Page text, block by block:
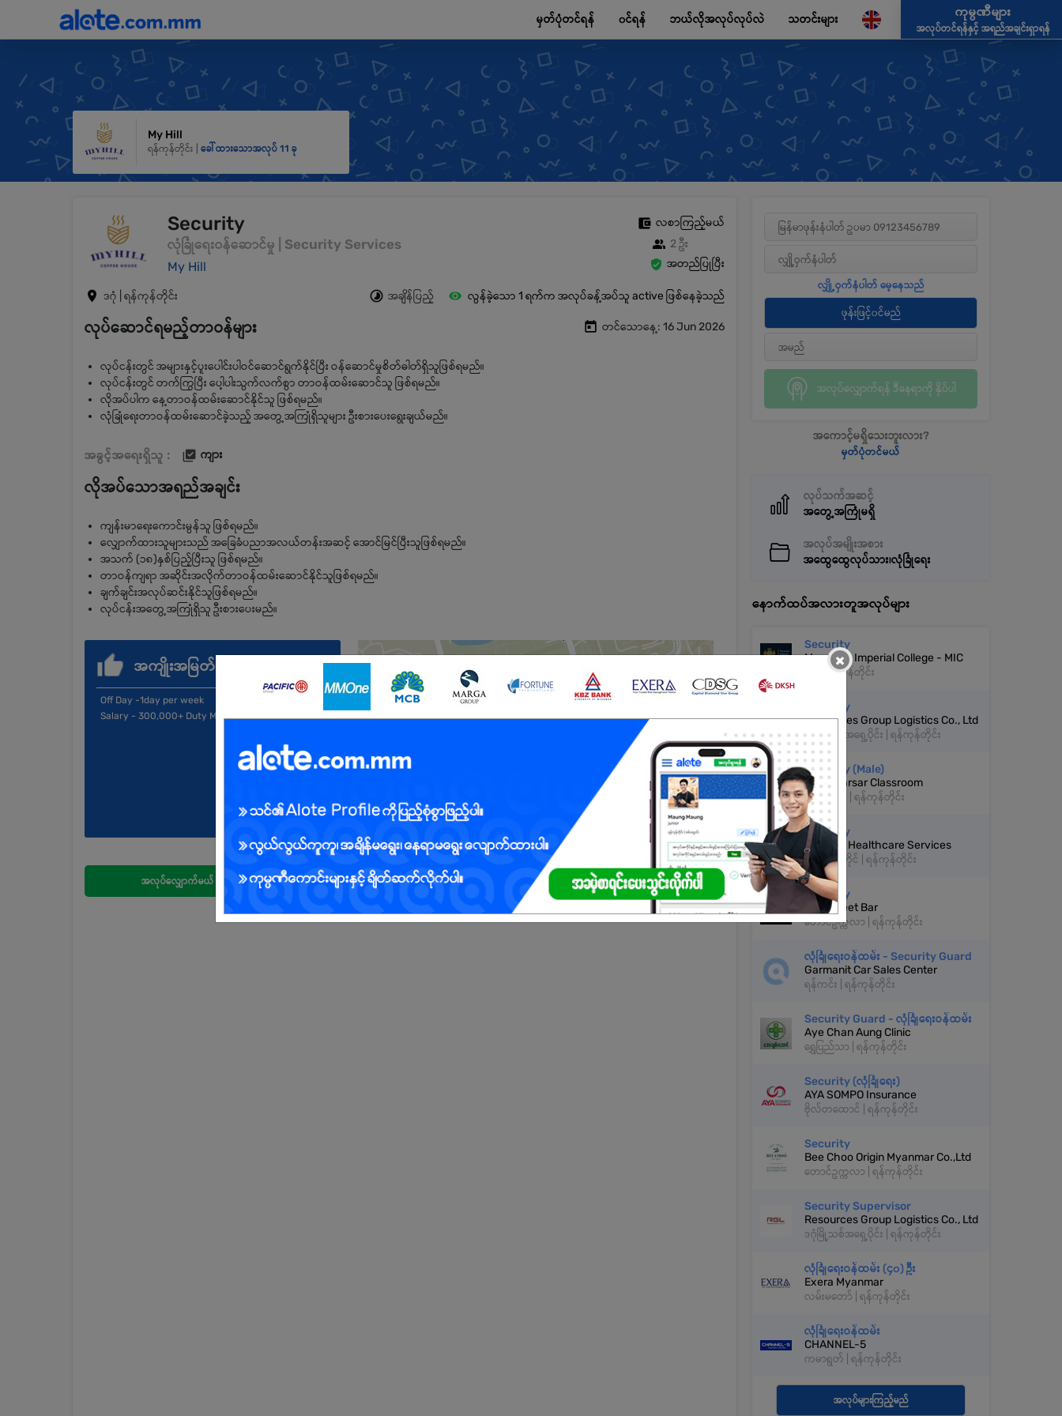
မှတ်ပုံတင်ရန် ၀င်ရန် ဘယ်လိုအလုပ်လုပ်လဲ သတင်းများ
ကုမ္ပဏီများ
အလုပ်တင်ရန်နှင့် အရည်အချင်းရှာရန်
My Hill
ရန်ကုန်တိုင်း | ခေါ်ထားသောအလုပ် 11 ခု
Security
လုံခြုံရေးဝန်ဆောင်မှု | Security Services
My Hill
လစာကြည့်မယ်
2 ဦး
အတည်ပြုပြီး
ဒဂုံ | ရန်ကုန်တိုင်း အချိန်ပြည့် လွန်ခဲ့သော 1 ရက်က အလုပ်ခန့်အပ်သူ active ဖြစ်နေခဲ့သည်
လုပ်ဆောင်ရမည့်တာဝန်များ တင်သောနေ့: 16 Jun 2026
လုပ်ငန်းတွင် အများနှင့်ပူးပေါင်းပါဝင်ဆောင်ရွက်နိုင်ပြီး ဝန်ဆောင်မှုစိတ်ဓါတ်ရှိသူဖြစ်ရမည်။
လုပ်ငန်းတွင် တက်ကြွပြီး ပေါ့ပါးသွက်လက်စွာ တာဝန်ထမ်းဆောင်သူ ဖြစ်ရမည်။
လိုအပ်ပါက နေ့တာဝန်ထမ်းဆောင်နိုင်သူ ဖြစ်ရမည်။
လုံခြုံရေးတာဝန်ထမ်းဆောင်ခဲ့သည့် အတွေ့အကြုံရှိသူများ ဦးစားပေးရွေးချယ်မည်။
အခွင့်အရေးရှိသူ : ကျား
လိုအပ်သောအရည်အချင်း
ကျန်းမာရေးကောင်းမွန်သူ ဖြစ်ရမည်။
လျှောက်ထားသူများသည် အခြေခံပညာအလယ်တန်းအဆင့် အောင်မြင်ပြီးသူဖြစ်ရမည်။
အသက် (၁၈)နှစ်ပြည့်ပြီးသူ ဖြစ်ရမည်။
တာဝန်ကျရာ အဆိုင်းအလိုက်တာဝန်ထမ်းဆောင်နိုင်သူဖြစ်ရမည်။
ချက်ချင်းအလုပ်ဆင်းနိုင်သူဖြစ်ရမည်။
လုပ်ငန်းအတွေ့အကြုံရှိသူ ဦးစားပေးမည်။
အကျိုးအမြတ်
Off Day -1day per week
Salary - 300,000+ Duty Meal
အလုပ်လျှောက်မယ်
အလုပ်လျှောက်ရန် ဒီနေရာကို နှိပ်ပါ
အကောင့်မရှိသေးဘူးလား?
မှတ်ပုံတင်မယ်
လုပ်သက်အဆင့်
အတွေ့အကြုံမရှိ
အလုပ်အမျိုးအစား
အထွေထွေလုပ်သား၊လုံခြုံရေး
နောက်ထပ်အလားတူအလုပ်များ
Security
Myanmar Imperial College - MIC
ဒဂုံ | ရန်ကုန်တိုင်း
Security
Resources Group Logistics Co., Ltd
ဒဂုံမြို့သစ်အရှေ့ပိုင်း | ရန်ကုန်တိုင်း
Security (Male)
Myanmarsar Classroom
မရမ်းကုန်း | ရန်ကုန်တိုင်း
Security
We Care Healthcare Services
ကြည့်မြင်တိုင် | ရန်ကုန်တိုင်း
Security
The Street Bar
တောင်ဥက္ကလာ | ရန်ကုန်တိုင်း
လုံခြုံရေးဝန်ထမ်း - Security Guard
Garmanit Car Sales Center
ရန်ကင်း | ရန်ကုန်တိုင်း
Security Guard - လုံခြုံရေးဝန်ထမ်း
Aye Chan Aung Clinic
ရွှေပြည်သာ | ရန်ကုန်တိုင်း
Security (လုံခြုံရေး)
AYA SOMPO Insurance
ဗိုလ်တထောင် | ရန်ကုန်တိုင်း
Security
Bee Choo Origin Myanmar Co.,Ltd
တောင်ဥက္ကလာ | ရန်ကုန်တိုင်း
Security Supervisor
Resources Group Logistics Co., Ltd
ဒဂုံမြို့သစ်အရှေ့ပိုင်း | ရန်ကုန်တိုင်း
လုံခြုံရေးဝန်ထမ်း (၄၀) ဦး
Exera Myanmar
လမ်းမတော် | ရန်ကုန်တိုင်း
လုံခြုံရေးဝန်ထမ်း
CHANNEL-5
ကမာရွတ် | ရန်ကုန်တိုင်း
အလုပ်များကြည့်မည်
×